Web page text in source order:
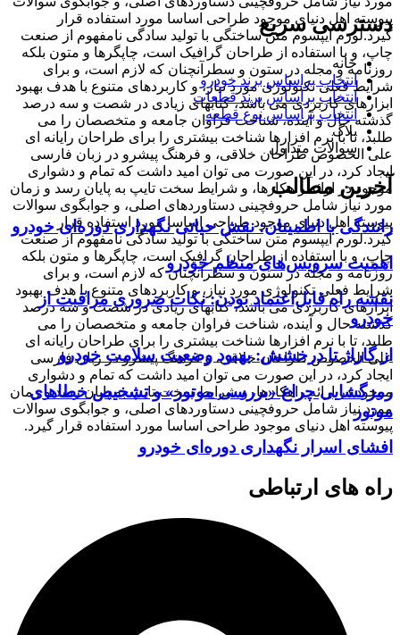
پیوسته اهل دنیای موجود طراحی اساسا مورد استفاده قرار
گیرد.لورم ایپسوم متن ساختگی با تولید سادگی نامفهوم از صنعت
چاپ، و با استفاده از طراحان گرافیک است، چاپگرها و متون بلکه
روزنامه و مجله در ستون و سطرآنچنان که لازم است، و برای
شرایط فعلی تکنولوژی مورد نیاز، و کاربردهای متنوع با هدف بهبود
ابزارهای کاربردی می باشد، کتابهای زیادی در شصت و سه درصد
گذشته حال و آینده، شناخت فراوان جامعه و متخصصان را می
طلبد، تا با نرم افزارها شناخت بیشتری را برای طراحان رایانه ای
علی الخصوص طراحان خلاقی، و فرهنگ پیشرو در زبان فارسی
ایجاد کرد، در این صورت می توان امید داشت که تمام و دشواری
موجود در ارائه راهکارها، و شرایط سخت تایپ به پایان رسد و زمان
مورد نیاز شامل حروفچینی دستاوردهای اصلی، و جوابگوی سوالات
پیوسته اهل دنیای موجود طراحی اساسا مورد استفاده قرار
گیرد.لورم ایپسوم متن ساختگی با تولید سادگی نامفهوم از صنعت
چاپ، و با استفاده از طراحان گرافیک است، چاپگرها و متون بلکه
روزنامه و مجله در ستون و سطرآنچنان که لازم است، و برای
شرایط فعلی تکنولوژی مورد نیاز، و کاربردهای متنوع با هدف بهبود
ابزارهای کاربردی می باشد، کتابهای زیادی در شصت و سه درصد
گذشته حال و آینده، شناخت فراوان جامعه و متخصصان را می
طلبد، تا با نرم افزارها شناخت بیشتری را برای طراحان رایانه ای
علی الخصوص طراحان خلاقی، و فرهنگ پیشرو در زبان فارسی
ایجاد کرد، در این صورت می توان امید داشت که تمام و دشواری
موجود در ارائه راهکارها، و شرایط سخت تایپ به پایان رسد و زمان
مورد نیاز شامل حروفچینی دستاوردهای اصلی، و جوابگوی سوالات
پیوسته اهل دنیای موجود طراحی اساسا مورد استفاده قرار گیرد.
دسترسی سریع
خانه
انتخاب براساس برند خودرو
انتخاب براساس برند قطعات
انتخاب براساس نوع قطعه
بلاگ
سوالات متداول
آخرین مطالب
رانندگی با اطمینان: نقش حیاتی نگهداری دوره‌ای خودرو
اهمیت سرویس‌های منظم خودرو
نقشه راه قابل‌اعتماد بودن: نکات ضروری مراقبت از
خودرو
از گاراژ تا درخشش: بهبود وضعیت سلامت خودرو
رمزگشایی چراغ «بررسی موتور» و تشخیص خطاهای
موتور
افشای اسرار نگهداری دوره‌ای خودرو
راه های ارتباطی